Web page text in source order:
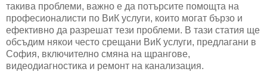
такива проблеми, важно е да потърсите помощта на
професионалисти по ВиК услуги, които могат бързо и
ефективно да разрешат тези проблеми. В тази статия ще
обсъдим някои често срещани ВиК услуги, предлагани в
София, включително смяна на щрангове,
видеодиагностика и ремонт на канализация.